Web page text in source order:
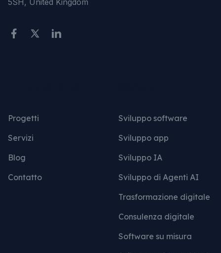
Progetti
Servizi
Blog
Contatto
Sviluppo software
Sviluppo app
Sviluppo IA
Sviluppo di Agenti AI
Trasformazione digitale
Consulenza digitale
Software su misura